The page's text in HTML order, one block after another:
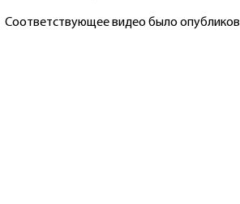
Соответствующее видео было